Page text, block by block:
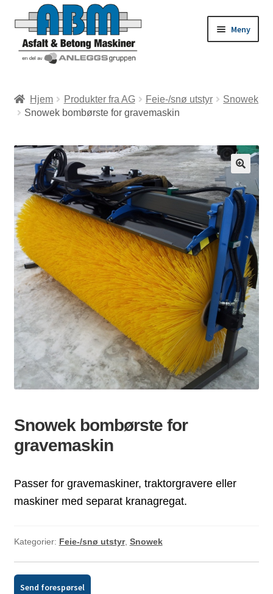
Meny
Hjem Produkter fra AG Feie-/snø utstyr
Snowek
Snowek bombørste for gravemaskin
Snowek bombørste for
gravemaskin
Passer for gravemaskiner, traktorgravere eller
maskiner med separat kranagregat.
Kategorier: Feie-/snø utstyr, Snowek
Send forespørsel